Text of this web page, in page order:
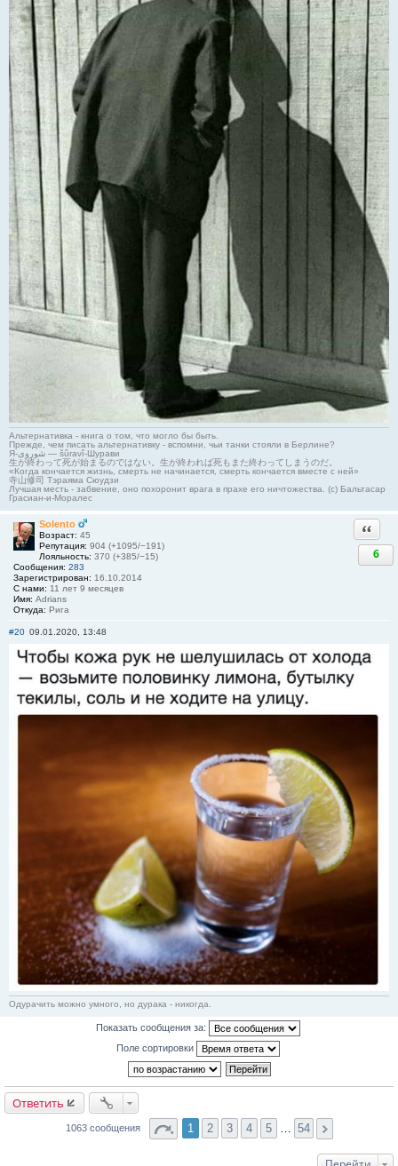
Альтернативка - книга о том, что могло бы быть.
Прежде, чем писать альтернативку - вспомни, чьи танки стояли в Берлине?
Я-شوروی — šûravî-Шурави
生が終わって死が始まるのではない。生が終われば死もまた終わってしまうのだ。
«Когда кончается жизнь, смерть не начинается, смерть кончается вместе с ней»
寺山修司 Тэраяма Сюудзи
Лучшая месть - забвение, оно похоронит врага в прахе его ничтожества. (с) Бальтасар
Грасиан-и-Моралес
Solento
Возраст: 45
Репутация: 904 (+1095/−191)
Лояльность: 370 (+385/−15)
Сообщения: 283
Зарегистрирован: 16.10.2014
С нами: 11 лет 9 месяцев
Имя: Adrians
Откуда: Рига
6
#20 09.01.2020, 13:48
Одурачить можно умного, но дурака - никогда.
Показать сообщения за:
Поле сортировки
Ответить
1063 сообщения 1 2 3 4 5 … 54